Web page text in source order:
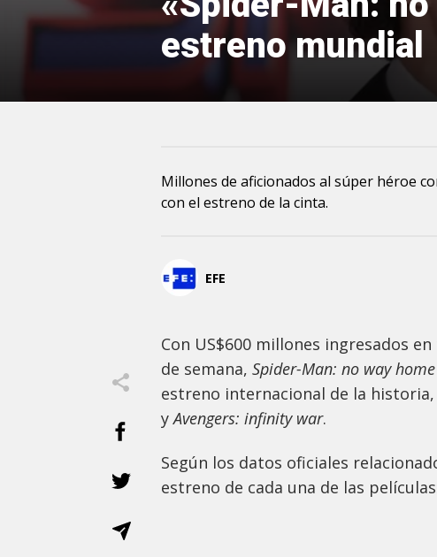
estreno mundial
Millones de aficionados al súper héroe
con el estreno de la cinta.
EFE
Con US$600 millones ingresados
de semana, Spider-Man: no way home
estreno internacional de la
yAvengers: infinity war.
Según los datos oficiales
estreno de cada una de las